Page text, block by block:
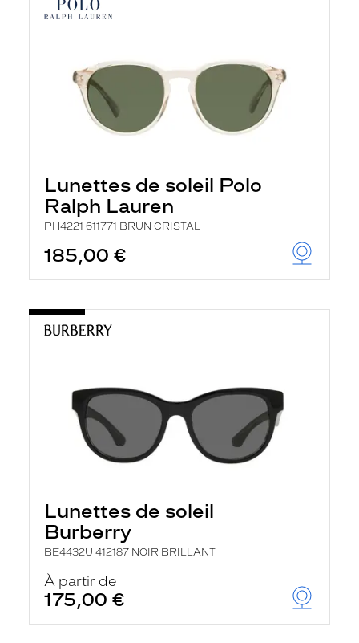
Lunettes de soleil Polo
Ralph Lauren
PH4221 611771 BRUN CRISTAL
185,00 €
Lunettes de soleil
Burberry
BE4432U 412187 NOIR BRILLANT
À partir de
175,00 €